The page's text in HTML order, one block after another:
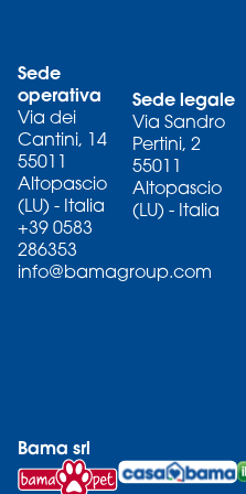
Sede
operativa
Via dei
Cantini, 14
55011
Altopascio
(LU) - Italia
+39 0583
286353
info@bamagroup.com
Sede legale
Via Sandro
Pertini, 2
55011
Altopascio
(LU) - Italia
Bama srl